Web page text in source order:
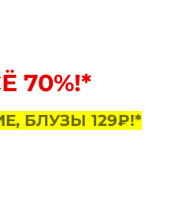
70%!*
БЛУЗЫ 129₽!*